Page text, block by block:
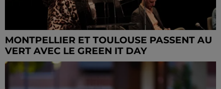
MONTPELLIER ET TOULOUSE PASSENT AU
VERT AVEC LE GREEN IT DAY